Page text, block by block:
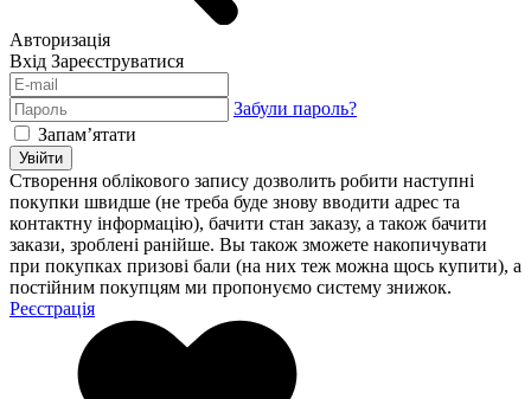
Авторизація
Вхід Зареєструватися
Забули пароль?
Запам’ятати
Увійти
Створення облікового запису дозволить робити наступні
покупки швидше (не треба буде знову вводити адрес та
контактну інформацію), бачити стан заказу, а також бачити
закази, зроблені ранійше. Вы також зможете накопичувати
при покупках призові бали (на них теж можна щось купити), а
постійним покупцям ми пропонуємо систему знижок.
Реєстрація